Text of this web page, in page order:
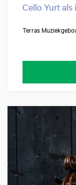
Cello Yurt
Terras